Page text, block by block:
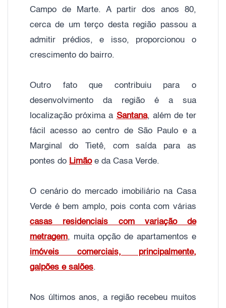
Campo de Marte. A partir dos anos 80,
cerca de um terço desta região passou a
admitir prédios, e isso, proporcionou o
crescimento do bairro.
Outro fato que contribuiu para o
desenvolvimento da região é a sua
localização próxima a Santana, além de ter
fácil acesso ao centro de São Paulo e a
Marginal do Tietê, com saída para as
pontes do Limãoe da Casa Verde.
O cenário do mercado imobiliário na Casa
Verde é bem amplo, pois conta com várias
casas residenciais com variação de
metragem, muita opção de apartamentos e
imóveis comerciais, principalmente,
galpões e salões.
Nos últimos anos, a região recebeu muitos